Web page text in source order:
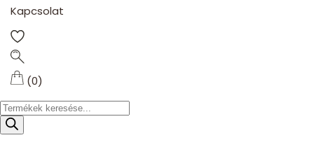
Kapcsolat
(0)
Products
search